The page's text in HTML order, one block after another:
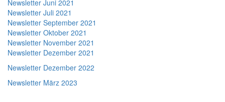
Newsletter Juni 2021
Newsletter Juli 2021
Newsletter September 2021
Newsletter Oktober 2021
Newsletter November 2021
Newsletter Dezember 2021
Newsletter Dezember 2022
Newsletter März 2023